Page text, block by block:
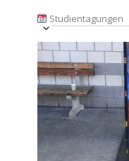
Studientagungen
Ansichten-
Navigation
Veranstaltung
Ansichten-
Navigation
Datum
auswählen.
List
of
Veranstaltungen
in
Photo
View